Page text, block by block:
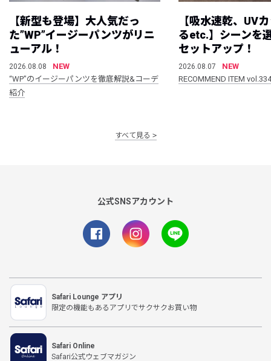
【新型も登場】大人気だっ
た”WP”イージーパンツがリニ
ューアル！
2026.08.08
NEW
“WP”のイージーパンツを徹底解説&コーデ
紹介
【吸水速乾、UV
るetc.】シーンを
セットアップ！
2026.08.07
NEW
RECOMMEND ITEM vol.334
すべて見る
公式SNSアカウント
Safari Lounge アプリ
限定の機能もあるアプリでサクサクお買い物
Safari Online
Safari公式ウェブマガジン